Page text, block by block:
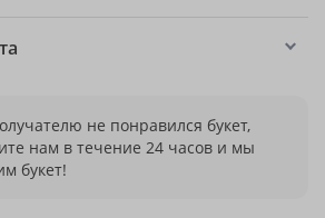
не понравился букет,
нам в течение 24 часов и мы
букет!